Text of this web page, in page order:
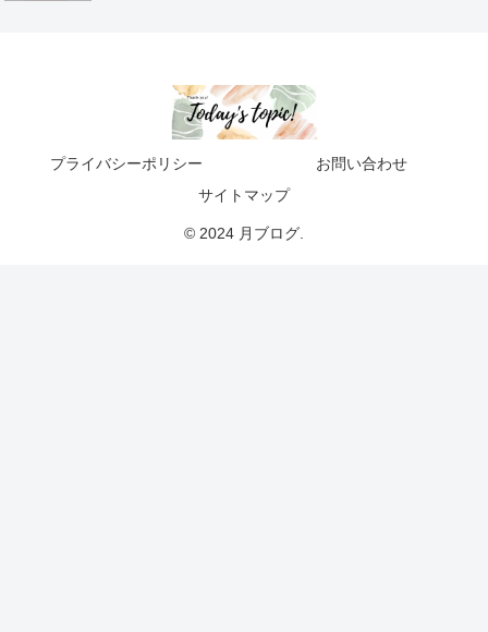
プライバシーポリシー
お問い合わせ
サイトマップ
© 2024 月ブログ.